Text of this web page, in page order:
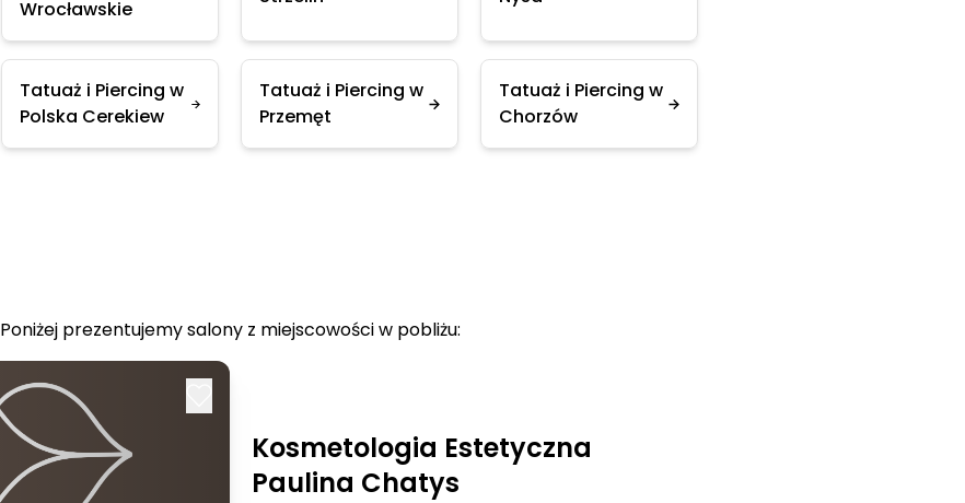
Wrocławskie
Tatuaż i Piercing w
Polska Cerekiew
Tatuaż i Piercing w
Przemęt
Tatuaż i Piercing w
Chorzów
Poniżej prezentujemy salony z miejscowości w pobliżu:
Kosmetologia Estetyczna
Paulina Chatys